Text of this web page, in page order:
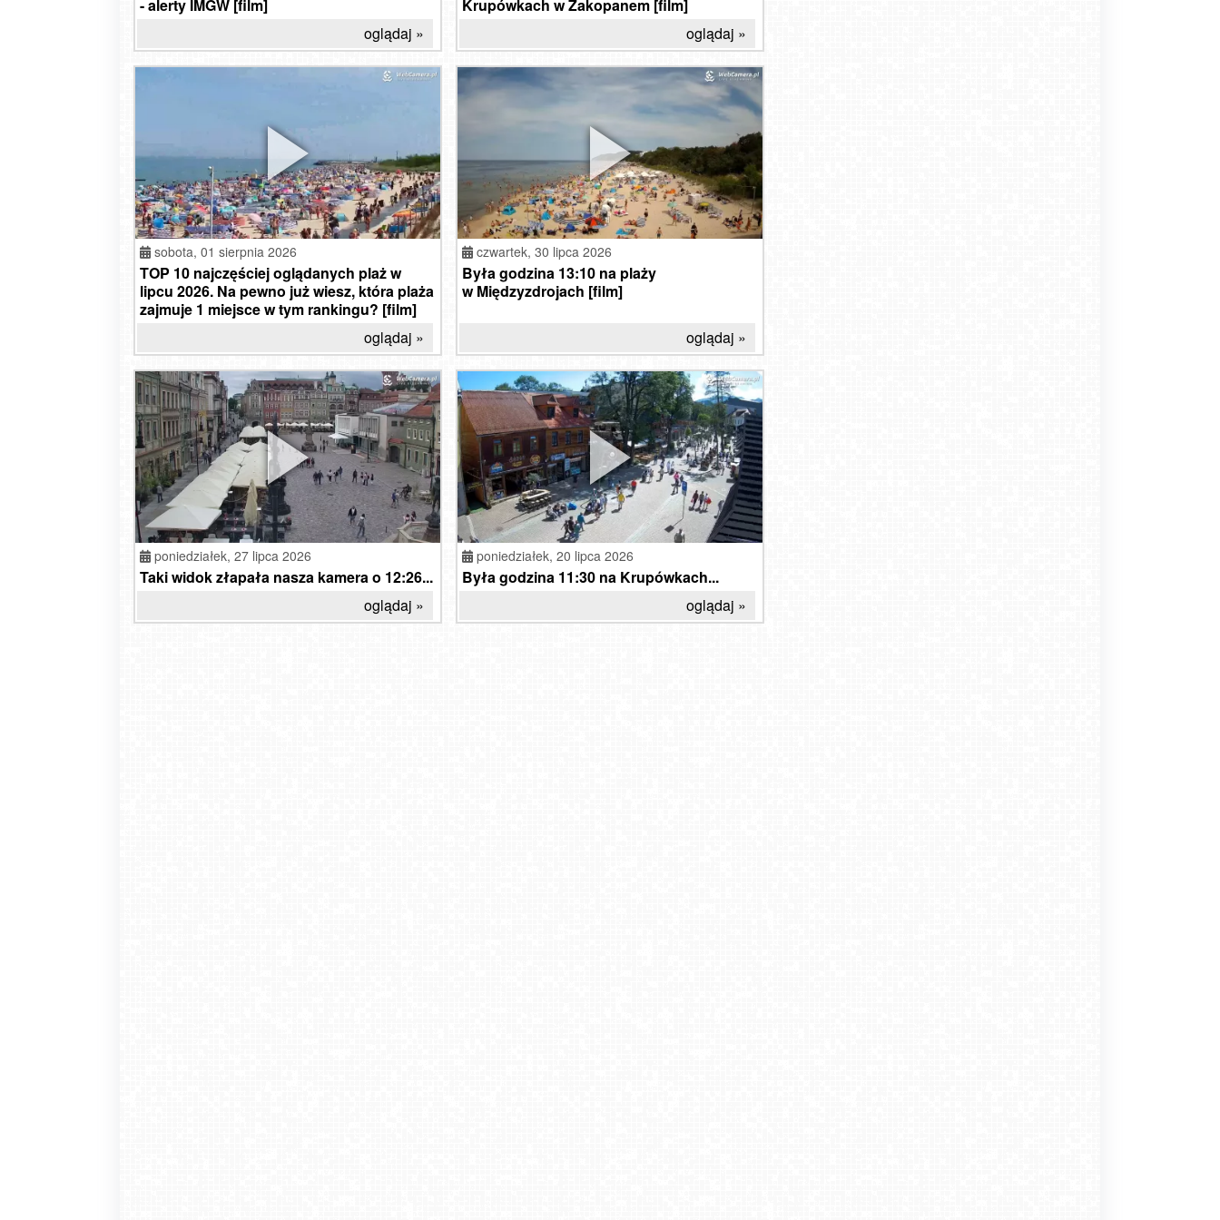
- alerty IMGW [film]
oglądaj »
Krupówkach w Zakopanem [film]
oglądaj »
sobota, 01 sierpnia 2026
TOP 10 najczęściej oglądanych plaż w
lipcu 2026. Na pewno już wiesz, która plaża
zajmuje 1 miejsce w tym rankingu? [film]
oglądaj »
czwartek, 30 lipca 2026
Była godzina 13:10 na plaży
w Międzyzdrojach [film]
oglądaj »
poniedziałek, 27 lipca 2026
Taki widok złapała nasza kamera o 12:26...
oglądaj »
poniedziałek, 20 lipca 2026
Była godzina 11:30 na Krupówkach...
oglądaj »